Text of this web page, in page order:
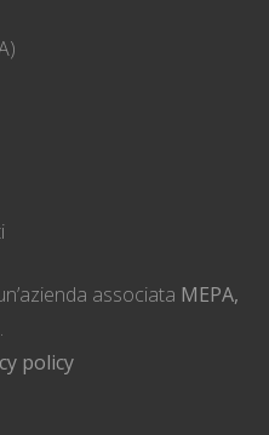
associata MEPA,
.
policy